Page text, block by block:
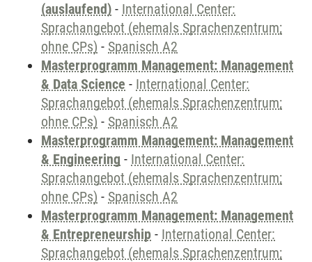
(auslaufend) - International Center:
Sprachangebot (ehemals Sprachenzentrum;
ohne CPs) - Spanisch A2
Masterprogramm Management: Management
& Data Science - International Center:
Sprachangebot (ehemals Sprachenzentrum;
ohne CPs) - Spanisch A2
Masterprogramm Management: Management
& Engineering - International Center:
Sprachangebot (ehemals Sprachenzentrum;
ohne CPs) - Spanisch A2
Masterprogramm Management: Management
& Entrepreneurship - International Center:
Sprachangebot (ehemals Sprachenzentrum;